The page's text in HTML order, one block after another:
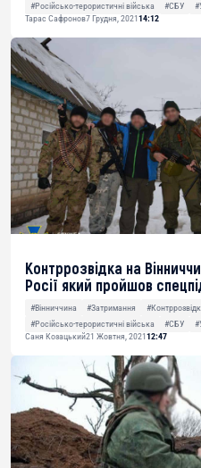
#Російсько-терористичні війська
#СБУ
Тарас Сафронов7 Грудня, 202114:12
Контррозвідка на
Росії який пройшов
#Вінниччина #Затримання
#Російсько-терористичні війська
#СБУ
Саня Козацький21 Жовтня, 202112:47